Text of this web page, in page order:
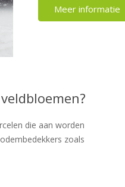
Meer informatie
die aan worden
zoals